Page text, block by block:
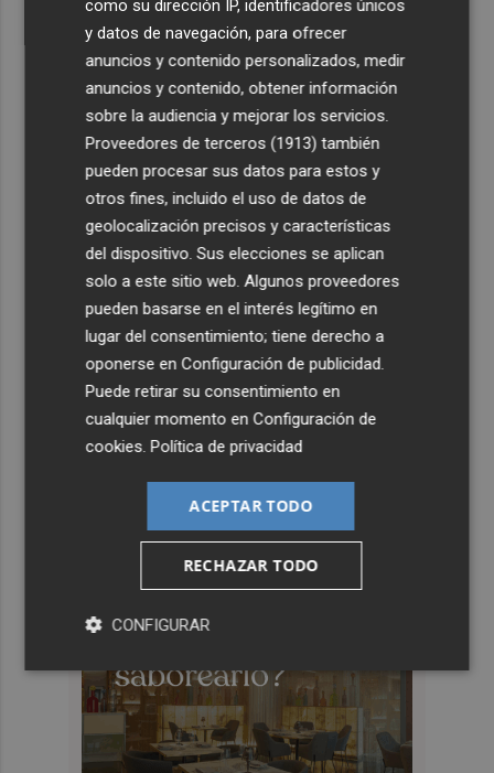
como su dirección IP, identificadores únicos
y datos de navegación, para ofrecer
anuncios y contenido personalizados, medir
anuncios y contenido, obtener información
sobre la audiencia y mejorar los servicios.
Proveedores de terceros (1913) también
pueden procesar sus datos para estos y
otros fines, incluido el uso de datos de
geolocalización precisos y características
del dispositivo. Sus elecciones se aplican
solo a este sitio web. Algunos proveedores
pueden basarse en el interés legítimo en
lugar del consentimiento; tiene derecho a
oponerse enConfiguración de publicidad
Puede retirar su consentimiento en
cualquier momento enConfiguración de
cookies .Política de privacidad
ACEPTAR TODO
RECHAZAR TODO
CONFIGURAR